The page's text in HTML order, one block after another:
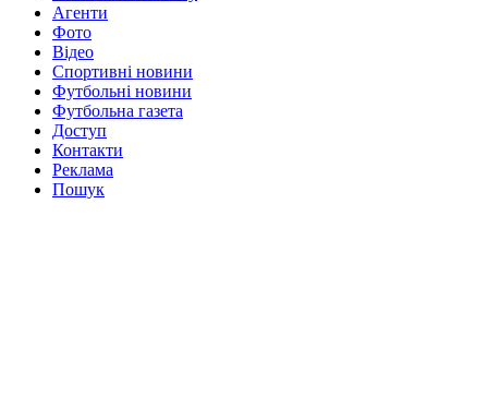
Агенти
Фото
Відео
Спортивні новини
Футбольні новини
Футбольна газета
Доступ
Контакти
Реклама
Пошук